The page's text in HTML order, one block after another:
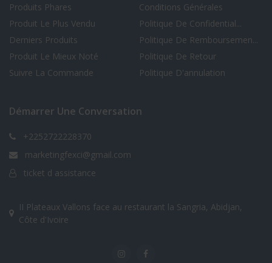
Produits Phares
Produit Le Plus Vendu
Derniers Produits
Produit Le Mieux Noté
Suivre La Commande
Conditions Générales
Politique De Confidential...
Politique De Remboursemen...
Politique De Retour
Politique D'annulation
Démarrer Une Conversation
+2252722228370
marketingfexci@gmail.com
ticket d assistance
II Plateaux Vallons face au restaurant la Sangria, Abidjan,
Côte d'Ivoire